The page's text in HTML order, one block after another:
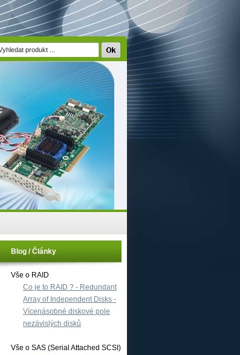
Blog / Články
Vše o RAID
Co je to RAID ? - Redundant
Array of Independent Disks -
Vícenásobné diskové pole
nezávislých disků
Vše o SAS (Serial Attached SCSI)